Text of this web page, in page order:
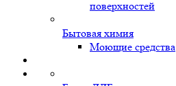
поверхностей
Бытовая химия
Моющие средства